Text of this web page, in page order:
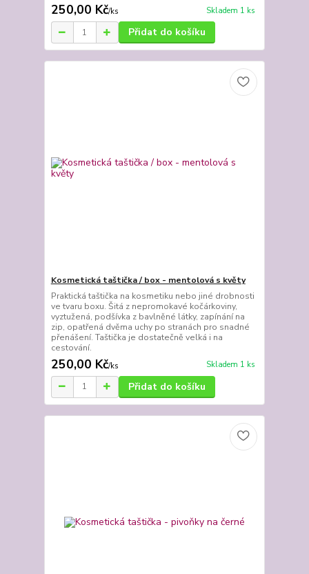
250,00 Kč/ks Skladem 1 ks
Přidat do košíku
Kosmetická taštička / box - mentolová s květy
Praktická taštička na kosmetiku nebo jiné drobnosti
ve tvaru boxu. Šitá z nepromokavé kočárkoviny,
vyztužená, podšívka z bavlněné látky, zapínání na
zip, opatřená dvěma uchy po stranách pro snadné
přenášení. Taštička je dostatečně velká i na
cestování.
250,00 Kč/ks Skladem 1 ks
Přidat do košíku